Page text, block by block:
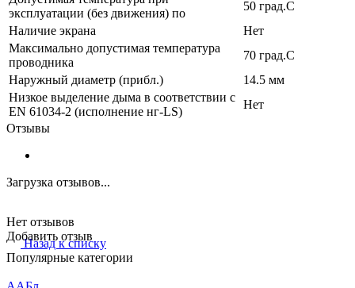
эксплуатации (без движения) по
50 град.C
Наличие экрана
Нет
Максимально допустимая температура
проводника
70 град.C
Наружный диаметр (прибл.)
14.5 мм
Низкое выделение дыма в соответствии с
EN 61034-2 (исполнение нг-LS)
Нет
Отзывы
Загрузка отзывов...
Нет отзывов
Добавить отзыв
Назад к списку
Популярные категории